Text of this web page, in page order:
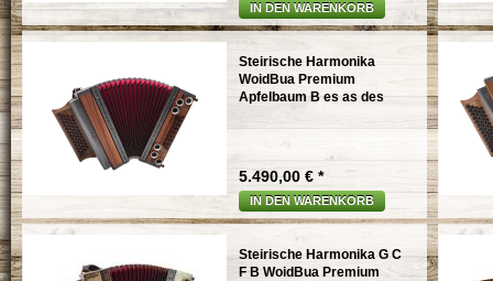
IN DEN WARENKORB
Steirische Harmonika
WoidBua Premium
Apfelbaum B es as des
5.490,00 € *
IN DEN WARENKORB
Steirische Harmonika G C
F B WoidBua Premium